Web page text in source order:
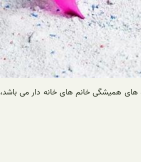
های همیشگی خانم های خانه دار می باشد،